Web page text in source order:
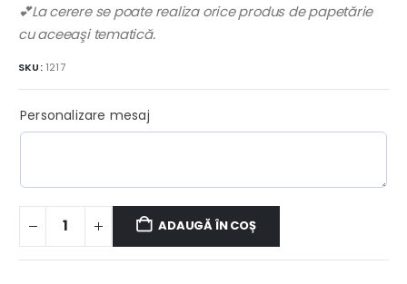
💕La cerere se poate realiza orice produs de papetărie
cu aceeaşi tematică.
SKU: 1217
Personalizare mesaj
ADAUGĂ ÎN COȘ